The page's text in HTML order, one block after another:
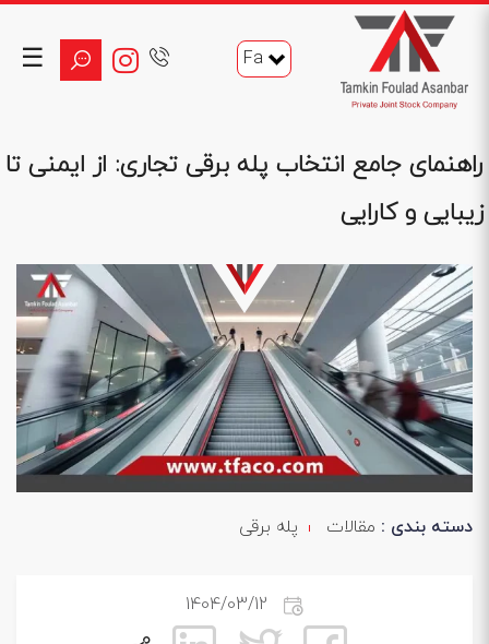
☰ Fa
راهنمای جامع انتخاب پله برقی تجاری: از ایمنی تا
زیبایی و کارایی
دسته بندی : مقالات پله برقی
1404/03/12